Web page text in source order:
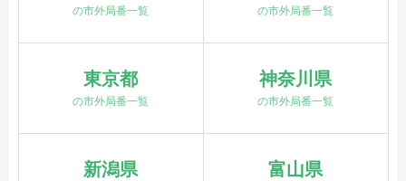
の市外局番一覧 の市外局番一覧
東京都
の市外局番一覧
神奈川県
の市外局番一覧
新潟県 富山県